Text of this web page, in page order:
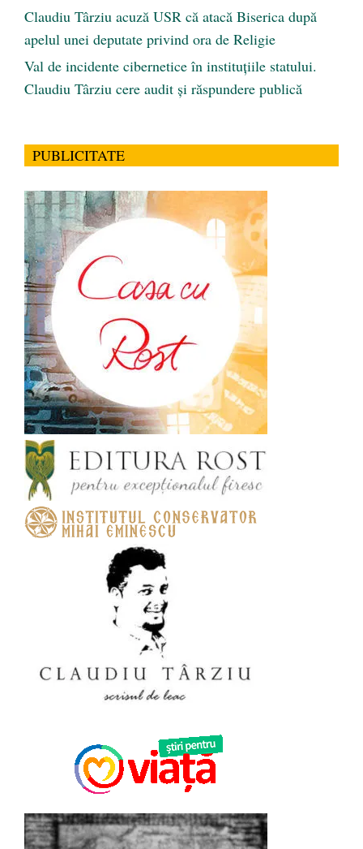
Claudiu Târziu acuză USR că atacă Biserica după
apelul unei deputate privind ora de Religie
Val de incidente cibernetice în instituțiile statului.
Claudiu Târziu cere audit și răspundere publică
PUBLICITATE